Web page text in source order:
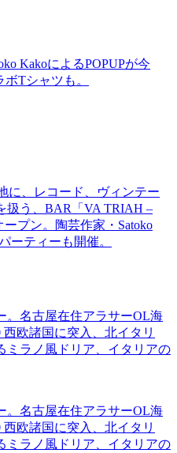
KakoによるPOPUPが今
Tシャツも。
に、レコード、ヴィンテー
扱う、BAR「VA TRIAH –
プン。陶芸作家・Satoko
ーティーも開催。
。名古屋在住アラサーOL海
欧諸国に突入、北イタリ
ミラノ風ドリア、イタリアの
。名古屋在住アラサーOL海
欧諸国に突入、北イタリ
ミラノ風ドリア、イタリアの